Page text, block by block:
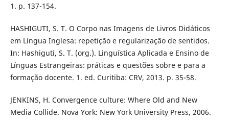
1. p. 137-154.
HASHIGUTI, S. T. O Corpo nas Imagens de Livros Didáticos
em Língua Inglesa: repetição e regularização de sentidos.
In: Hashiguti, S. T. (org.). Linguística Aplicada e Ensino de
Línguas Estrangeiras: práticas e questões sobre e para a
formação docente. 1. ed. Curitiba: CRV, 2013. p. 35-58.
JENKINS, H. Convergence culture: Where Old and New
Media Collide. Nova York: New York University Press, 2006.